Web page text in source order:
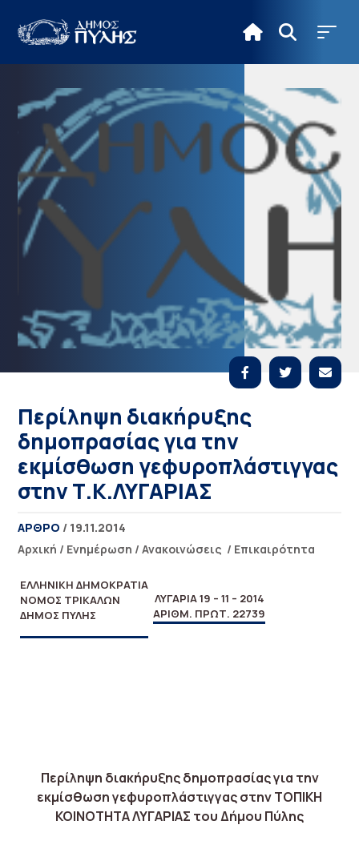
Περίληψη διακήρυξης
δημοπρασίας για την
εκμίσθωση γεφυροπλάστιγγας
στην Τ.Κ.ΛΥΓΑΡΙΑΣ
ΑΡΘΡΟ / 19.11.2014
Αρχική / Ενημέρωση /Ανακοινώσεις / Επικαιρότητα
ΕΛΛΗΝΙΚΗ ΔΗΜΟΚΡΑΤΙΑ
ΝΟΜΟΣ ΤΡΙΚΑΛΩΝ
ΔΗΜΟΣ ΠΥΛΗΣ
ΛΥΓΑΡΙΆ 19 – 11 – 2014
ΑΡΙΘΜ. ΠΡΩΤ. 22739
Περίληψη διακήρυξης δημοπρασίας για την
εκμίσθωση γεφυροπλάστιγγας στην ΤΟΠΙΚΗ
ΚΟΙΝΟΤΗΤΑ ΛΥΓΑΡΙΑΣ του Δήμου Πύλης